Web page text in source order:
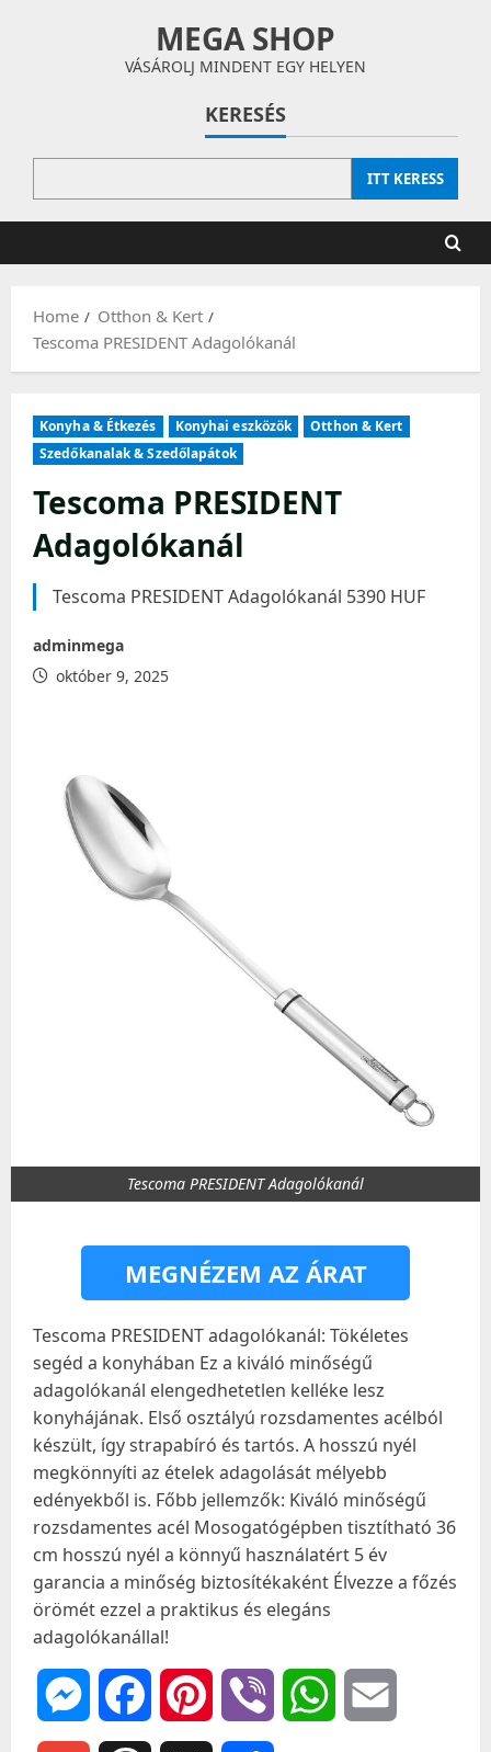
MEGA SHOP
VÁSÁROLJ MINDENT EGY HELYEN
KERESÉS
ITT KERESS
Home
Otthon & Kert
Tescoma PRESIDENT Adagolókanál
Konyha & Étkezés Konyhai eszközök
Otthon & Kert
Szedőkanalak & Szedőlapátok
Tescoma PRESIDENT
Adagolókanál
Tescoma PRESIDENT Adagolókanál 5390 HUF
adminmega
október 9, 2025
Tescoma PRESIDENT Adagolókanál
MEGNÉZEM AZ ÁRAT
Tescoma PRESIDENT adagolókanál: Tökéletes
segéd a konyhában Ez a kiváló minőségű
adagolókanál elengedhetetlen kelléke lesz
konyhájának. Első osztályú rozsdamentes acélból
készült, így strapabíró és tartós. A hosszú nyél
megkönnyíti az ételek adagolását mélyebb
edényekből is. Főbb jellemzők: Kiváló minőségű
rozsdamentes acél Mosogatógépben tisztítható 36
cm hosszú nyél a könnyű használatért 5 év
garancia a minőség biztosítékaként Élvezze a főzés
örömét ezzel a praktikus és elegáns
adagolókanállal!
MessengerFacebookPinterest Viber WhatsApp